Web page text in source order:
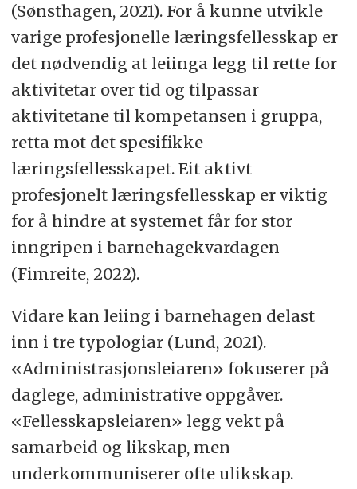
(Sønsthagen, 2021). For å kunne utvikle
varige profesjonelle læringsfellesskap er
det nødvendig at leiinga legg til rette for
aktivitetar over tid og tilpassar
aktivitetane til kompetansen i gruppa,
retta mot det spesifikke
læringsfellesskapet. Eit aktivt
profesjonelt læringsfellesskap er viktig
for å hindre at systemet får for stor
inngripen i barnehagekvardagen
(Fimreite, 2022).
Vidare kan leiing i barnehagen delast
inn i tre typologiar (Lund, 2021).
«Administrasjonsleiaren» fokuserer på
daglege, administrative oppgåver.
«Fellesskapsleiaren» legg vekt på
samarbeid og likskap, men
underkommuniserer ofte ulikskap.